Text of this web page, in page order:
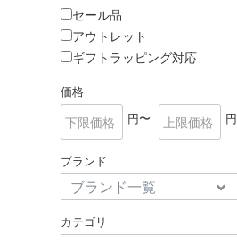
セール品
アウトレット
ギフトラッピング対応
価格
円〜
円
ブランド
カテゴリ